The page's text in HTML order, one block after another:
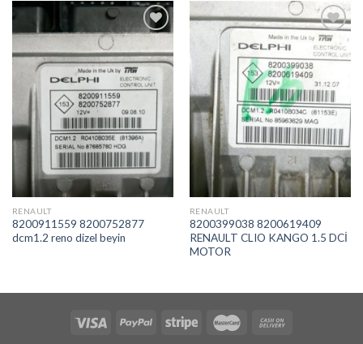
İstek
Listeme
Ekle
RENAULT
8200911559 8200752877
dcm1.2 reno dizel beyin
Listeme
Ekle
RENAULT
8200399038 8200619409
RENAULT CLIO KANGO 1.5 DCİ
MOTOR